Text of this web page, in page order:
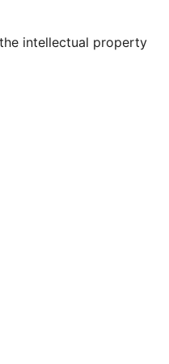
intellectual property